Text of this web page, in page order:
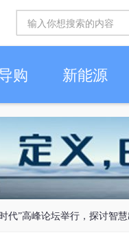
购 新能源
代”高峰论坛举行，探讨智